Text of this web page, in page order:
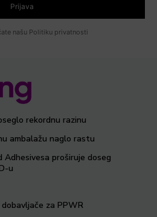
Prijava
našu Politiku privatnosti
rekordnu razinu
ambalažu naglo rastu
Adhesivesa proširuje doseg
u
za PPWR